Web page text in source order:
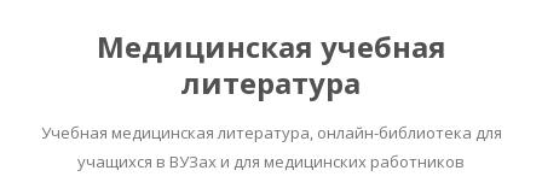
Медицинская учебная
литература
Учебная медицинская литература, онлайн-библиотека для
учащихся в ВУЗах и для медицинских работников